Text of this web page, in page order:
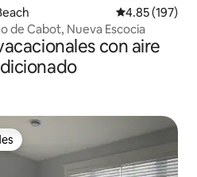
Calificación
4.85 (197)
de Cabot, Nueva Escocia
con aire